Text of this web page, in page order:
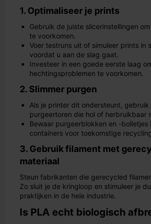
1. Optimaliseer je prints
Gebruik de juiste slicerinstellingen
te voorkomen.
Voer testruns uit of simuleer prints in
voordat u aan de slag gaat.
Investeer in een goede eerste laag
hechtingsproblemen te voorkomen.
2. Slimmer purgen
Als je printer dit ondersteunt, gebruik
purgeertoren die hol of herbruikbaar
Bewaar purgeerblokken en -bolletjes
containers voor toekomstige
3. Gebruik filament met
materiaal
Steun fabrikanten die gerecycled
Zo sluit je de kringloop en stimuleer je
praktijken in de hele industrie.
Is PLA echt biologisch